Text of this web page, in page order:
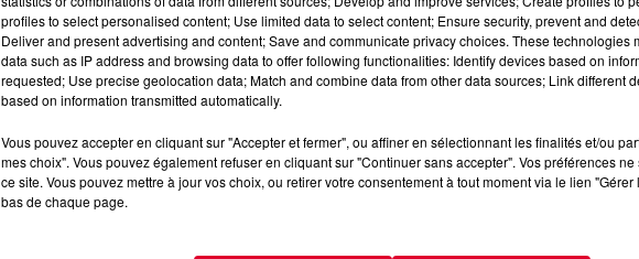
profiles to select personalised content; Use limited data to select content; Ensure security, prevent and
Deliver and present advertising and content; Save and communicate privacy choices. These technologies
data such as IP address and browsing data to offer following functionalities: Identify devices based on
requested; Use precise geolocation data; Match and combine data from other data sources; Link different
based on information transmitted automatically.
Vous pouvez accepter en cliquant sur "Accepter et fermer", ou affiner en sélectionnant les finalités et/ou
mes choix". Vous pouvez également refuser en cliquant sur "Continuer sans accepter". Vos préférences
ce site. Vous pouvez mettre à jour vos choix, ou retirer votre consentement à tout moment via le lien
bas de chaque page.